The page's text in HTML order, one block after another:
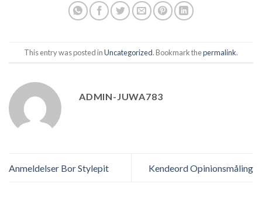
This entry was posted inUncategorized. Bookmark thepermalink.
ADMIN-JUWA783
Anmeldelser Bor Stylepit Kendeord Opinionsmåling